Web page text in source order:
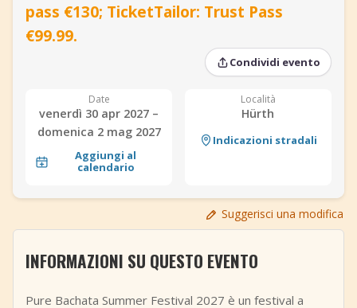
Articoli
Glossario della salsa
Negozio
TuneTempo
‹‹
pass €130; TicketTailor: Trust Pass
€99.99.
Condividi evento
Date
venerdì 30 apr 2027 –
domenica 2 mag 2027
Aggiungi al
calendario
Località
Hürth
Indicazioni stradali
Suggerisci una modifica
INFORMAZIONI SU QUESTO EVENTO
Pure Bachata Summer Festival 2027 è un festival a